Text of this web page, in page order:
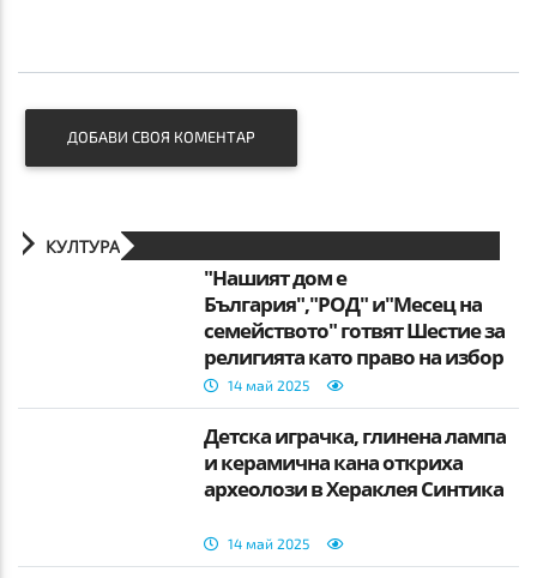
ДОБАВИ СВОЯ КОМЕНТАР
КУЛТУРА
"Нашият дом е
България","РОД" и"Месец на
семейството" готвят Шестие за
религията като право на избор
14 май 2025
Детска играчка, глинена лампа
и керамична кана откриха
археолози в Хераклея Синтика
14 май 2025